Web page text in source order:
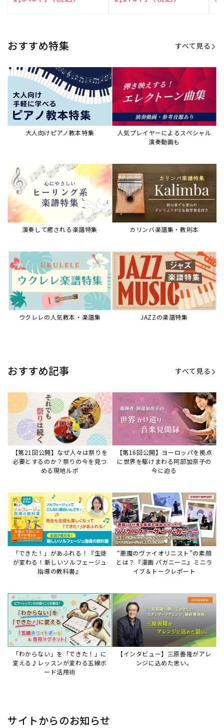
おすすめ特集 すべて見る
大人向けピアノ教本特集
人気プレイヤーによるスペシャル
演奏動画も
演奏して癒される楽譜特集 カリンバ楽譜集・教則本
ウクレレの人気教本・楽譜集 JAZZの楽譜特集
おすすめ記事 すべて見る
【第21回公開】なぜ人々は祭りを
必要とするのか？祭りの今を見つ
める現地ルポ
【第16回公開】ヨーロッパを拠点
に世界を駆けまわる阿部加奈子の
今に迫る
「できた！」があふれる！『生徒
が変わる！新しいソルフェージュ
指導の教科書』
“悪魔のヴァイオリニスト”の素顔
とは？『漫画 パガニーニ』ミニラ
イブ＆トークレポート
「わからない」を「できた！」に
変える♪レッスンが変わる五線ボ
ード活用術
【インタビュー】三原善隆がアレ
ンジに込めた思い。
サイトからのお知らせ